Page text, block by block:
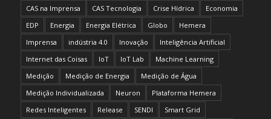
CAS na Imprensa
CAS Tecnologia Crise Hídrica
Economia
EDP
Energia Energia Elétrica Globo
Hemera
Imprensa
indústria 4.0 Inovação
Inteligência Artificial
Internet das Coisas
IoT IoT Lab
Machine Learning
Medição
Medição de Energia
Medição de Água
Medição Individualizada
Neuron
Plataforma Hemera
Redes Inteligentes
Release SENDI
Smart Grid